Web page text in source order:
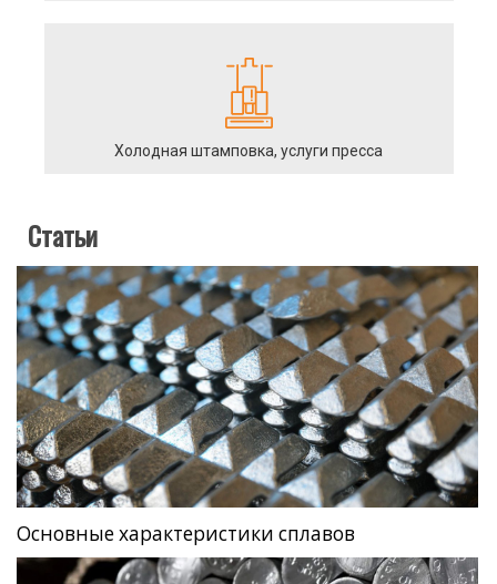
Холодная штамповка, услуги пресса
Статьи
Основные характеристики сплавов